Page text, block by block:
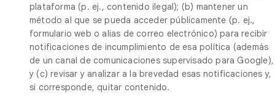
plataforma (p. ej., contenido ilegal); (b) mantener un
método al que se pueda acceder públicamente (p. ej.,
formulario web o alias de correo electrónico) para recibir
notificaciones de incumplimiento de esa política (además
de un canal de comunicaciones supervisado para Google),
y (c) revisar y analizar a la brevedad esas notificaciones y,
si corresponde, quitar contenido.